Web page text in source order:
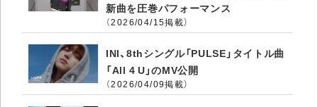
新曲を圧巻パフォーマンス
（2026/04/15掲載）
INI、8thシングル「PULSE」タイトル曲
「All 4 U」のMV公開
（2026/04/09掲載）